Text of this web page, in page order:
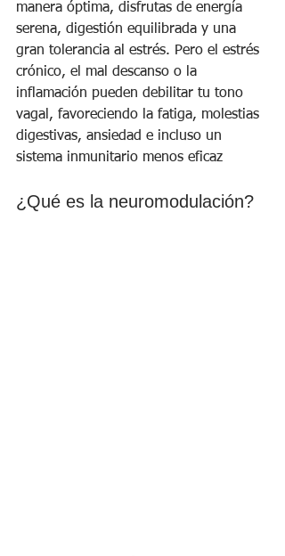
manera óptima, disfrutas de energía
serena, digestión equilibrada y una
gran tolerancia al estrés. Pero el estrés
crónico, el mal descanso o la
inflamación pueden debilitar tu tono
vagal, favoreciendo la fatiga, molestias
digestivas, ansiedad e incluso un
sistema inmunitario menos eficaz
¿Qué es la neuromodulación?